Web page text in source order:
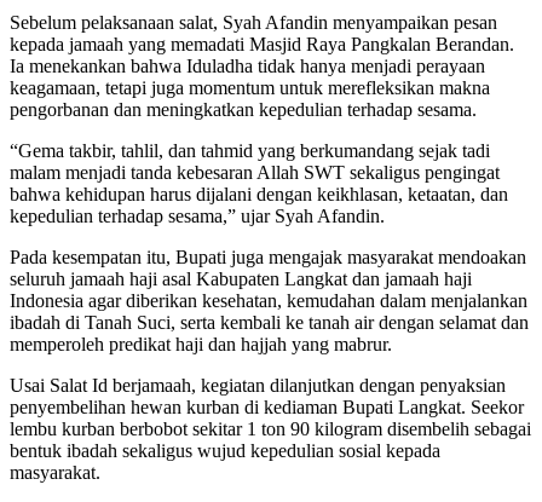
Sebelum pelaksanaan salat, Syah Afandin menyampaikan pesan
kepada jamaah yang memadati Masjid Raya Pangkalan Berandan.
Ia menekankan bahwa Iduladha tidak hanya menjadi perayaan
keagamaan, tetapi juga momentum untuk merefleksikan makna
pengorbanan dan meningkatkan kepedulian terhadap sesama.
“Gema takbir, tahlil, dan tahmid yang berkumandang sejak tadi
malam menjadi tanda kebesaran Allah SWT sekaligus pengingat
bahwa kehidupan harus dijalani dengan keikhlasan, ketaatan, dan
kepedulian terhadap sesama,” ujar Syah Afandin.
Pada kesempatan itu, Bupati juga mengajak masyarakat mendoakan
seluruh jamaah haji asal Kabupaten Langkat dan jamaah haji
Indonesia agar diberikan kesehatan, kemudahan dalam menjalankan
ibadah di Tanah Suci, serta kembali ke tanah air dengan selamat dan
memperoleh predikat haji dan hajjah yang mabrur.
Usai Salat Id berjamaah, kegiatan dilanjutkan dengan penyaksian
penyembelihan hewan kurban di kediaman Bupati Langkat. Seekor
lembu kurban berbobot sekitar 1 ton 90 kilogram disembelih sebagai
bentuk ibadah sekaligus wujud kepedulian sosial kepada
masyarakat.